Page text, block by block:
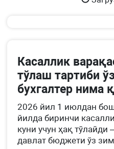
Касаллик
тўлаш тартиби
бухгалтер нима
2026 йил 1 июлдан
йилда биринчи
куни учун ҳақ тўлайди
давлат бюджети ўз